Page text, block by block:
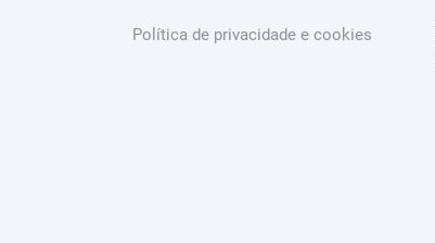
Política de privacidade e cookies